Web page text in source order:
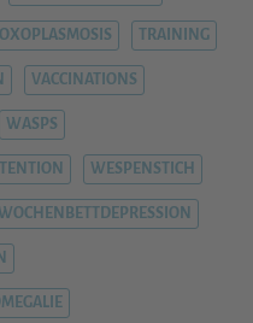
TRAINING
VACCINATIONS
WASPS
WESPENSTICH